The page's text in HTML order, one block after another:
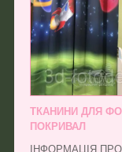
ТКАНИНИ ДЛЯ
ПОКРИВАЛ
ІНФОРМАЦІЯ